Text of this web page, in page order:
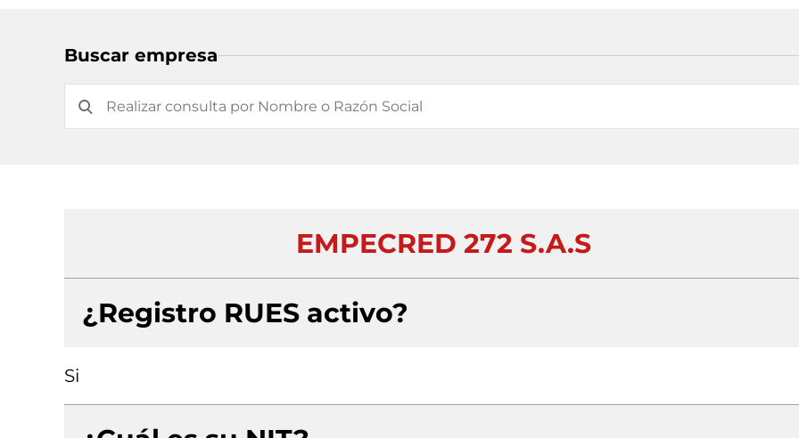
Buscar empresa
EMPECRED 272 S.A.S
¿Registro RUES activo?
Si